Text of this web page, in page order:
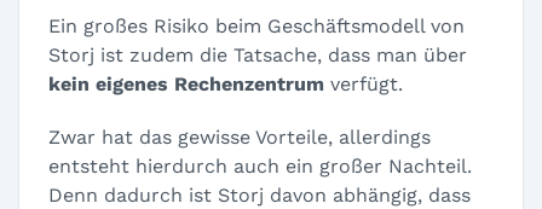
Ein großes Risiko beim Geschäftsmodell von
Storj ist zudem die Tatsache, dass man über
kein eigenes Rechenzentrum verfügt.
Zwar hat das gewisse Vorteile, allerdings
entsteht hierdurch auch ein großer Nachteil.
Denn dadurch ist Storj davon abhängig, dass